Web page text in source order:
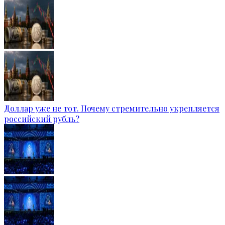
Доллар уже не тот. Почему стремительно укрепляется
российский рубль?